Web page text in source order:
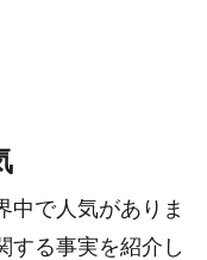
中で人気がありま
する事実を紹介し